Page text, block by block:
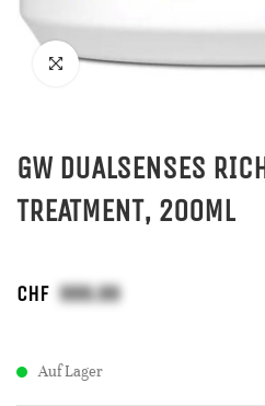
GW DUALSENSES
TREATMENT, 200ML
CHF
Auf Lager